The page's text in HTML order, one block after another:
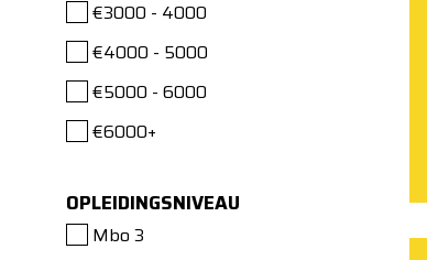
€3000 - 4000
€4000 - 5000
€5000 - 6000
€6000+
OPLEIDINGSNIVEAU
Mbo 3